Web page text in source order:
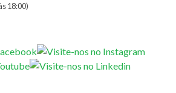
18:00)